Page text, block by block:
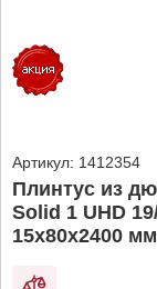
Артикул: 1412354
Плинтус из
Solid 1 UHD
15х80х2400